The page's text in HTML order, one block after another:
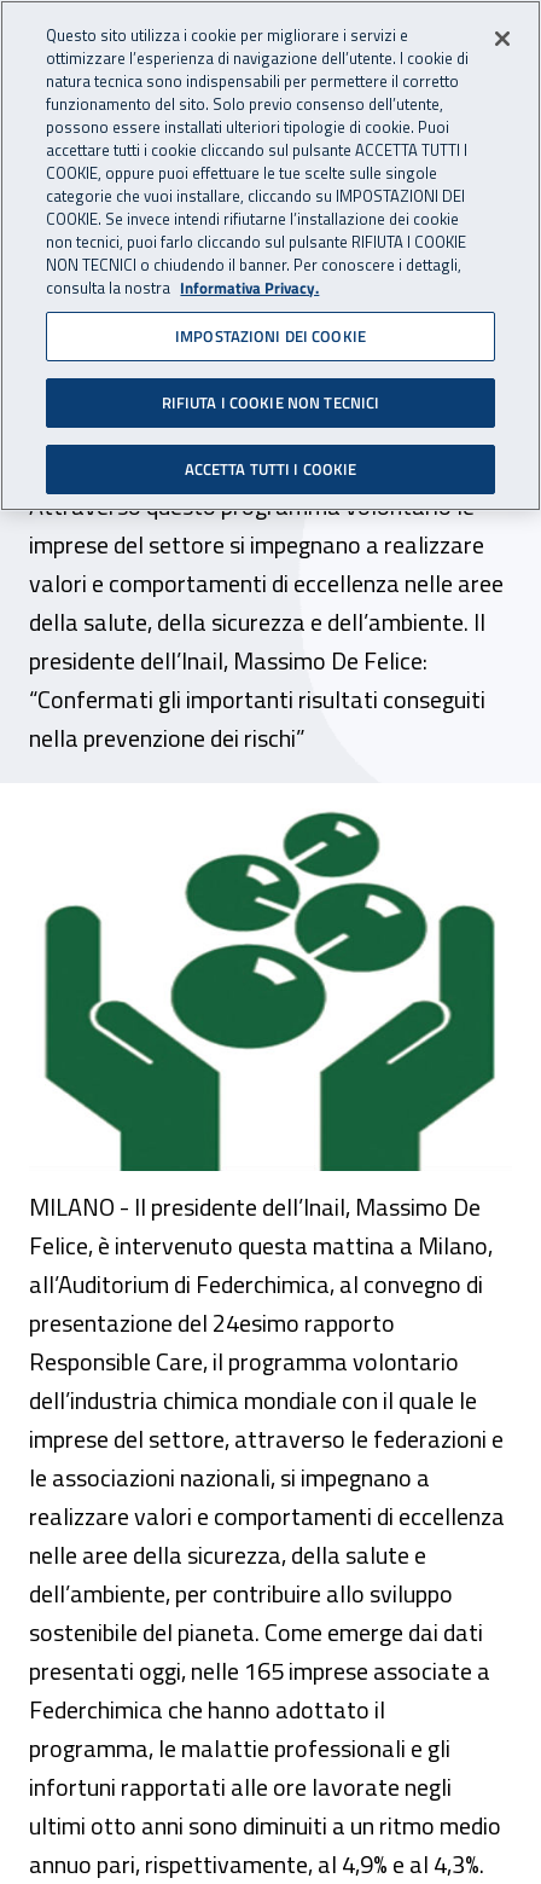
INAIL - Istituto Nazionale
Apri cerca
Navigazione principale
Navigazione - Ti trovi in:
Home Inail comunica News
30 ottobre 2018
Industria chimica, a Milano
presentato il 24esimo
rapporto Responsible Care
Attraverso questo programma volontario le
imprese del settore si impegnano a realizzare
valori e comportamenti di eccellenza nelle aree
della salute, della sicurezza e dell’ambiente. Il
presidente dell’Inail, Massimo De Felice:
“Confermati gli importanti risultati conseguiti
nella prevenzione dei rischi”
Industria chimica, a Milano presentato
MILANO - Il presidente dell’Inail, Massimo De
Felice, è intervenuto questa mattina a Milano,
all’Auditorium di Federchimica, al convegno di
presentazione del 24esimo rapporto
Responsible Care, il programma volontario
dell’industria chimica mondiale con il quale le
imprese del settore, attraverso le federazioni e
le associazioni nazionali, si impegnano a
realizzare valori e comportamenti di eccellenza
nelle aree della sicurezza, della salute e
dell’ambiente, per contribuire allo sviluppo
sostenibile del pianeta. Come emerge dai dati
presentati oggi, nelle 165 imprese associate a
Federchimica che hanno adottato il
programma, le malattie professionali e gli
infortuni rapportati alle ore lavorate negli
ultimi otto anni sono diminuiti a un ritmo medio
annuo pari, rispettivamente, al 4,9% e al 4,3%.
Questo sito utilizza i cookie per migliorare i servizi e
ottimizzare l’esperienza di navigazione dell’utente. I cookie di
natura tecnica sono indispensabili per permettere il corretto
funzionamento del sito. Solo previo consenso dell’utente,
possono essere installati ulteriori tipologie di cookie. Puoi
accettare tutti i cookie cliccando sul pulsante ACCETTA TUTTI I
COOKIE, oppure puoi effettuare le tue scelte sulle singole
categorie che vuoi installare, cliccando su IMPOSTAZIONI DEI
COOKIE. Se invece intendi rifiutarne l’installazione dei cookie
non tecnici, puoi farlo cliccando sul pulsante RIFIUTA I COOKIE
NON TECNICI o chiudendo il banner. Per conoscere i dettagli,
consulta la nostra Informativa Privacy.
IMPOSTAZIONI DEI COOKIE
RIFIUTA I COOKIE NON TECNICI
ACCETTA TUTTI I COOKIE